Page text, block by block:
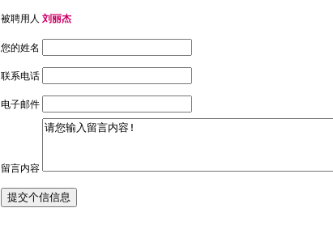
被聘用人 刘丽杰
您的姓名
联系电话
电子邮件
留言内容